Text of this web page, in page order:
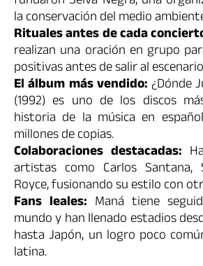
la conservación del medio
Rituales antes de cada
realizan una oración en grupo
positivas antes de salir al
El álbum más vendido: ¿Dónde
(1992) es uno de los discos
historia de la música en
millones de copias.
Colaboraciones destacadas:
artistas como Carlos Santana,
Royce, fusionando su estilo con
Fans leales: Maná tiene
mundo y han llenado estadios
hasta Japón, un logro poco
latina.